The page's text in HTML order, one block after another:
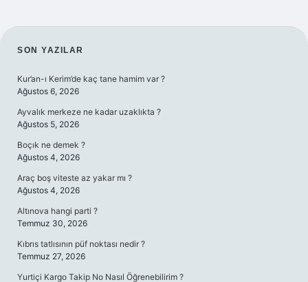
SIDEBAR
SON YAZILAR
Kur’an-ı Kerim’de kaç tane hamim var ?
Ağustos 6, 2026
Ayvalık merkeze ne kadar uzaklıkta ?
Ağustos 5, 2026
Boçık ne demek ?
Ağustos 4, 2026
Araç boş viteste az yakar mı ?
Ağustos 4, 2026
Altınova hangi parti ?
Temmuz 30, 2026
Kıbrıs tatlısının püf noktası nedir ?
Temmuz 27, 2026
Yurtiçi Kargo Takip No Nasıl Öğrenebilirim ?